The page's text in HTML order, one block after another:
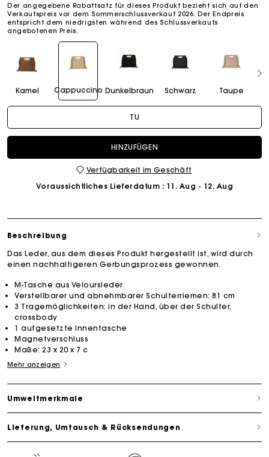
Der angegebene Rabattsatz für dieses Produkt bezieht sich auf den
Verkaufspreis vor dem Sommerschlussverkauf 2026. Der Endpreis
entspricht dem niedrigsten während des Schlussverkaufs
angebotenen Preis.
Kamel Cappuccino Dunkelbraun Schwarz Taupe
TU
HINZUFÜGEN
Verfügbarkeit im Geschäft
Voraussichtliches Lieferdatum : 11. Aug - 12. Aug
Beschreibung
Das Leder, aus dem dieses Produkt hergestellt ist, wird durch
einen nachhaltigeren Gerbungsprozess gewonnen.
M-Tasche aus Veloursleder
Verstellbarer und abnehmbarer Schulterriemen: 81 cm
3 Tragemöglichkeiten: in der Hand, über der Schulter,
crossbody
1 aufgesetzte Innentasche
Magnetverschluss
Maße: 23 x 20 x 7 c
Mehr anzeigen
Umweltmerkmale
Lieferung, Umtausch & Rücksendungen